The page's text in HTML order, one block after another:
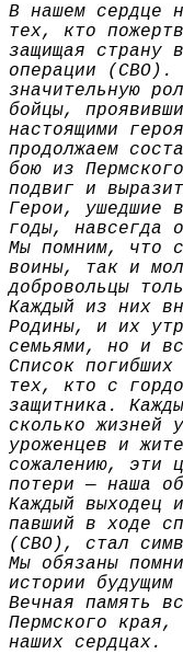
В нашем сердце
тех, кто
защищая страну
операции (СВО).
значительную
бойцы,
настоящими
продолжаем
бою из
подвиг и
Герои, ушедшие
годы, навсегда
Мы помним, что
воины, так и
добровольцы
Каждый из них
Родины, и их
семьями, но и
Список
тех, кто с
защитника.
сколько жизней
уроженцев и
сожалению, эти
потери — наша
Каждый выходец
павший в ходе
(СВО), стал
Мы обязаны
истории будущим
Вечная память
Пермского края,
наших сердцах.